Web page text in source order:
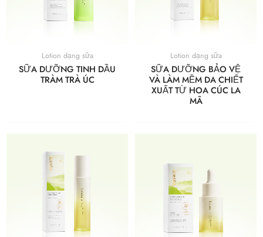
Lotion dạng sữa
SỮA DƯỠNG TINH DẦU
TRÀM TRÀ ÚC
Lotion dạng sữa
SỮA DƯỠNG BẢO VỆ
VÀ LÀM MỀM DA CHIẾT
XUẤT TỪ HOA CÚC LA
MÃ